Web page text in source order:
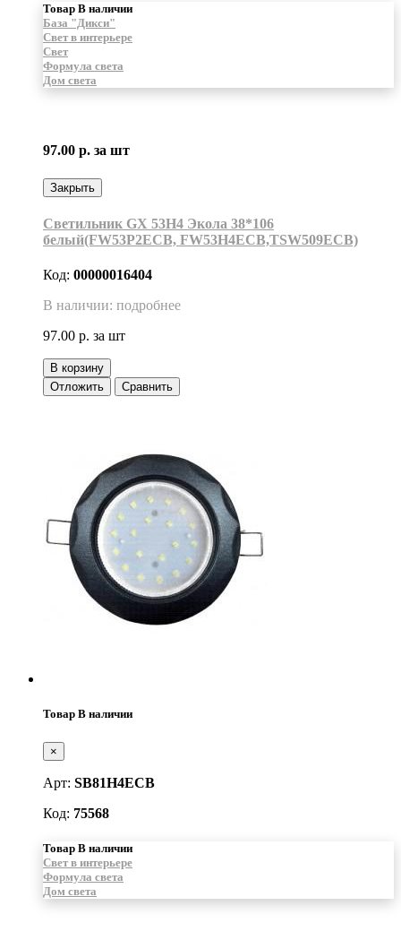
Товар В наличии
База "Дикси"
Свет в интерьере
Свет
Формула света
Дом света
97.00 р. за шт
Закрыть
Светильник GX 53H4 Экола 38*106
белый(FW53P2ECB, FW53H4ECB,TSW509ECB)
Код: 00000016404
В наличии: подробнее
97.00 р. за шт
В корзину
Отложить
Сравнить
Товар В наличии
×
Арт: SB81H4ECB
Код: 75568
Товар В наличии
Свет в интерьере
Формула света
Дом света